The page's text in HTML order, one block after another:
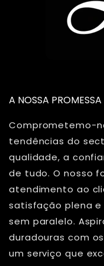
A NOSSA PROMESSA
Comprometemo-
tendências do
qualidade, a
de tudo. O nosso
atendimento ao
satisfação plena e
sem paralelo.
duradouras com
um serviço que